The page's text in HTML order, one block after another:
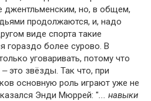
джентльменским, но, в общем,
продолжаются, и, надо
виде спорта такие
гораздо более сурово. В
уговаривать, потому что
это звёзды. Так что, при
основную роль играют уже не
Энди Мюррей: "... навыки